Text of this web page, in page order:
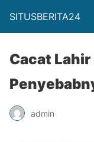
SITUSBERITA24
Cacat
admin